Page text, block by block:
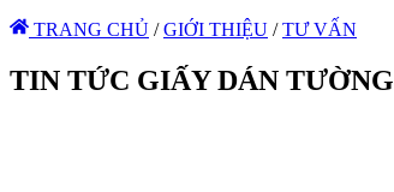
TRANG CHỦ / GIỚI THIỆU / TƯ VẤN
TIN TỨC GIẤY DÁN TƯỜNG